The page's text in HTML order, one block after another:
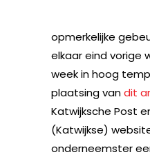
opmerkelijke
elkaar eind vorige
week in hoog
plaatsing vandit
Katwijksche Post
(Katwijkse)
onderneemster